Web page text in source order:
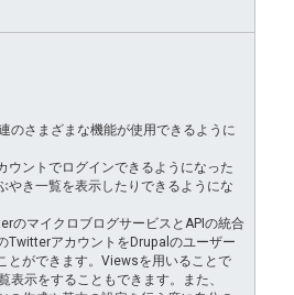
のさまざまな機能が使用できるように
ウントでログインできるようになった
やき一覧を表示したりできるようにな
のマイクロブログサービスとAPIの統合
TwitterアカウントをDrupalのユーザー
とができます。Viewsを用いることで
表示をすることもできます。また、